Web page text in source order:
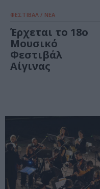
ΦΕΣΤΙΒΑΛ / ΝΕΑ
Έρχεται το 18ο
Μουσικό
Φεστιβάλ
Αίγινας